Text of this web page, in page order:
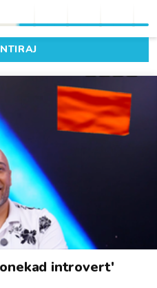
introvert'